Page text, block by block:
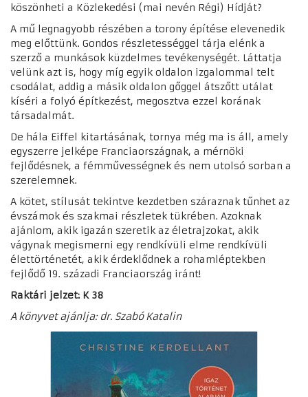
köszönheti a Közlekedési (mai nevén Régi) Hídját?
A mű legnagyobb részében a torony építése elevenedik
meg előttünk. Gondos részletességgel tárja elénk a
szerző a munkások küzdelmes tevékenységét. Láttatja
velünk azt is, hogy míg egyik oldalon izgalommal telt
csodálat, addig a másik oldalon gőggel átszőtt utálat
kíséri a folyó építkezést, megosztva ezzel korának
társadalmát.
De hála Eiffel kitartásának, tornya még ma is áll, amely
egyszerre jelképe Franciaországnak, a mérnöki
fejlődésnek, a fémművességnek és nem utolsó sorban a
szerelemnek.
A kötet, stílusát tekintve kezdetben száraznak tűnhet az
évszámok és szakmai részletek tükrében. Azoknak
ajánlom, akik igazán szeretik az életrajzokat, akik
vágynak megismerni egy rendkívüli elme rendkívüli
élettörténetét, akik érdeklődnek a rohamléptekben
fejlődő 19. századi Franciaország iránt!
Raktári jelzet: K 38
A könyvet ajánlja: dr. Szabó Katalin